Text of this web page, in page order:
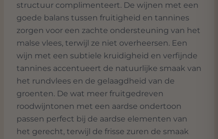
structuur complimenteert. De wijnen met een
goede balans tussen fruitigheid en tannines
zorgen voor een zachte ondersteuning van het
malse vlees, terwijl ze niet overheersen. Een
wijn met een subtiele kruidigheid en verfijnde
tannines accentueert de natuurlijke smaak van
het rundvlees en de gelaagdheid van de
groenten. De wat meer fruitgedreven
roodwijntonen met een aardse ondertoon
passen perfect bij de aardse elementen van
het gerecht, terwijl de frisse zuren de smaak